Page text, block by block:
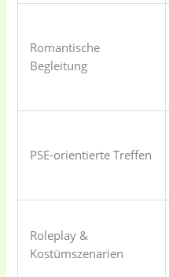
Romantische
Begleitung
PSE-orientierte Treffen
Roleplay &
Kostümszenarien